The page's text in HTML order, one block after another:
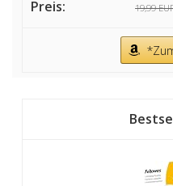
19,99